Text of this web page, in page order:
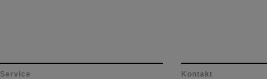
Service
Kontakt